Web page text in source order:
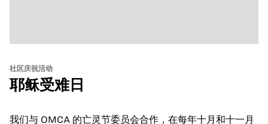
社区庆祝活动
耶稣受难日
我们与 OMCA 的亡灵节委员会合作，在每年十月和十一月